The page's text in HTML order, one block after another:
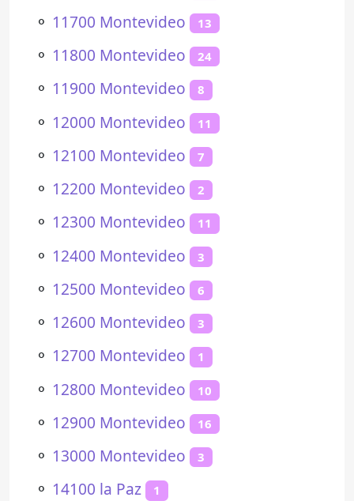
⚬ 11700 Montevideo 13
⚬ 11800 Montevideo 24
⚬ 11900 Montevideo 8
⚬ 12000 Montevideo 11
⚬ 12100 Montevideo 7
⚬ 12200 Montevideo 2
⚬ 12300 Montevideo 11
⚬ 12400 Montevideo 3
⚬ 12500 Montevideo 6
⚬ 12600 Montevideo 3
⚬ 12700 Montevideo 1
⚬ 12800 Montevideo 10
⚬ 12900 Montevideo 16
⚬ 13000 Montevideo 3
⚬ 14100 la Paz 1